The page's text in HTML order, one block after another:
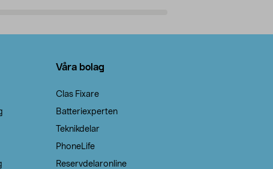
Våra bolag
Clas Fixare
Batteriexperten
Teknikdelar
PhoneLife
Reservdelaronline